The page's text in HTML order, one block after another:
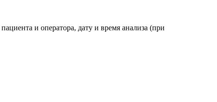
и оператора, дату и время анализа (при